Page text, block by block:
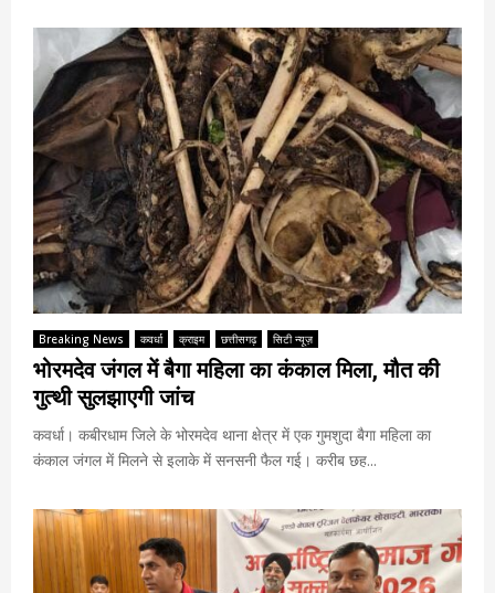
Breaking News कवर्धा क्राइम छत्तीसगढ़ सिटी न्यूज़
भोरमदेव जंगल में बैगा महिला का कंकाल मिला, मौत की
गुत्थी सुलझाएगी जांच
कवर्धा। कबीरधाम जिले के भोरमदेव थाना क्षेत्र में एक गुमशुदा बैगा महिला का
कंकाल जंगल में मिलने से इलाके में सनसनी फैल गई। करीब छह...